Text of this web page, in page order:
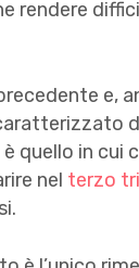
rendere
e,
è quello in cui
nel terzo